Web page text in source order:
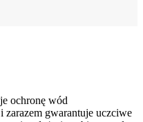
ochronę wód
gwarantuje uczciwe